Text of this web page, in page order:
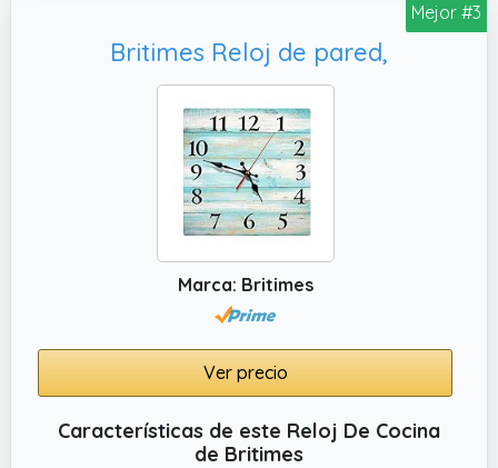
Mejor #3
Britimes Reloj de pared,
Marca: Britimes
Ver precio
Características de este Reloj De Cocina
de Britimes